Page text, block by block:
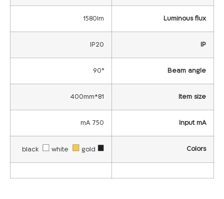
Luminous flux
1580lm
IP
IP20
Beam angle
90°
Item size
81*400mm
Input mA
750 mA
Colors
white gold